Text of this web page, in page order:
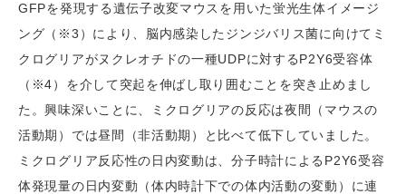
GFPを発現する遺伝子改変マウスを用いた蛍光生体イメージ
ング（※3）により、脳内感染したジンジバリス菌に向けてミ
クログリアがヌクレオチドの一種UDPに対するP2Y6受容体
（※4）を介して突起を伸ばし取り囲むことを突き止めまし
た。興味深いことに、ミクログリアの反応は夜間（マウスの
活動期）では昼間（非活動期）と比べて低下していました。
ミクログリア反応性の日内変動は、分子時計によるP2Y6受容
体発現量の日内変動（体内時計下での体内活動の変動）に連